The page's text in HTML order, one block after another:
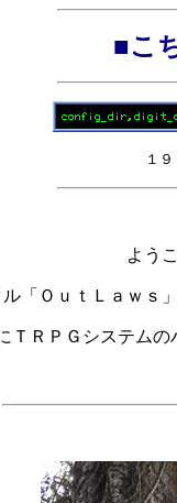
■こ
１
よう
「ＯｕｔＬａｗ
ＴＲＰＧシステム